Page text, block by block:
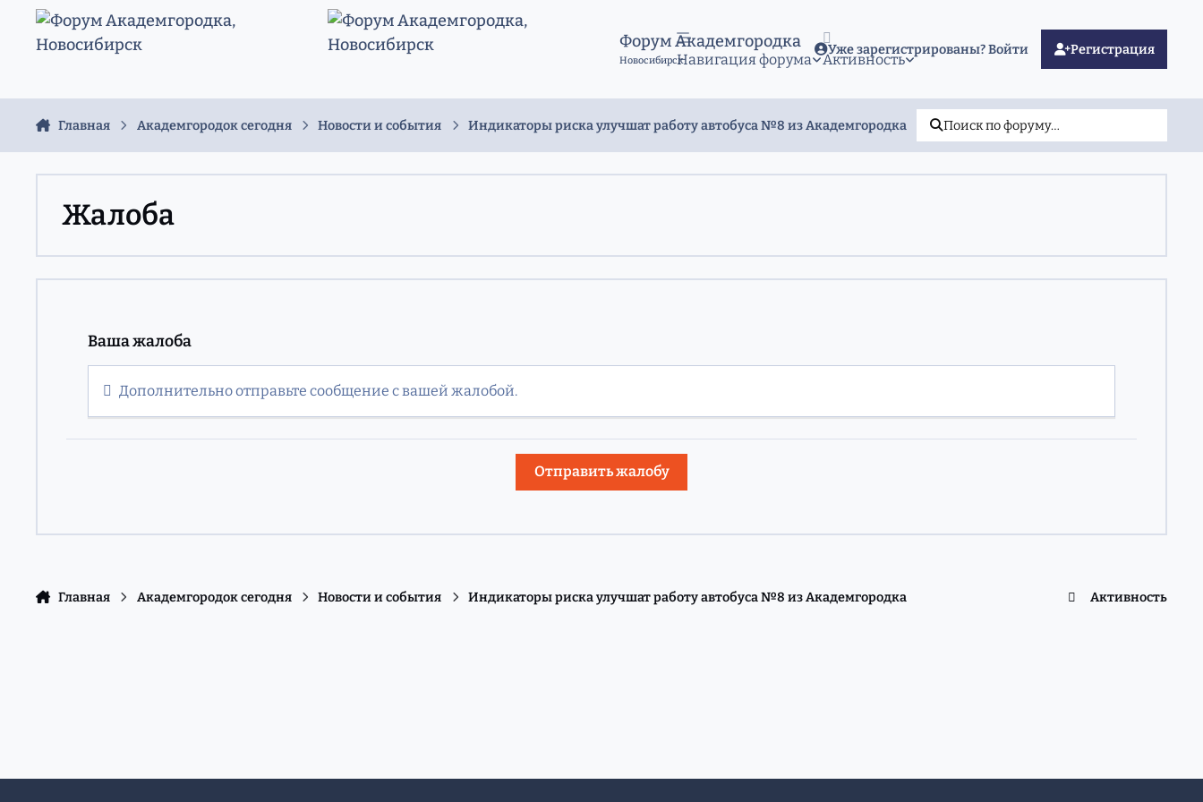
Перейти к содержанию
Форум Академгородка
НовосибирскНавигация форума Активность
Уже зарегистрированы? Войти Регистрация
Главная Академгородок сегодня Новости и события Индикаторы риска улучшат работу автобуса №8 из Академгородка Поиск по форуму…
Жалоба
Ваша жалоба
Дополнительно отправьте сообщение с вашей жалобой.
Отправить жалобу
Главная Академгородок сегодня Новости и события Индикаторы риска улучшат работу автобуса №8 из Академгородка Активность